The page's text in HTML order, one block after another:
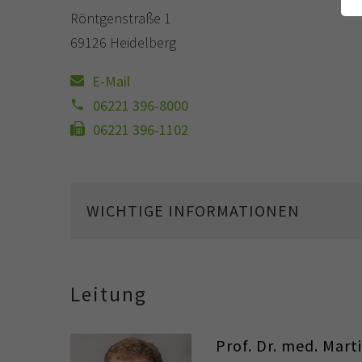
Röntgenstraße 1
69126 Heidelberg
E-Mail
06221 396-8000
06221 396-1102
WICHTIGE INFORMATIONEN
Leitung
Prof. Dr. med.